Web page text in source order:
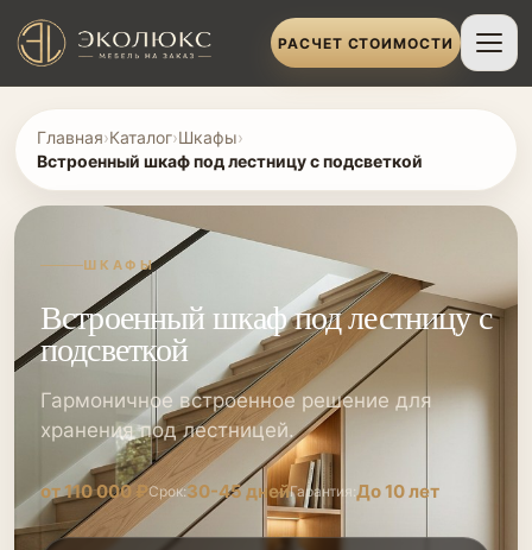
РАСЧЕТ СТОИМОСТИ
Главная›Каталог›Шкафы›
Встроенный шкаф под лестницу с подсветкой
ШКАФЫ
Встроенный шкаф под лестницу с
подсветкой
Гармоничное встроенное решение для
хранения под лестницей.
от 110 000 ₽Срок:30-45 днейГарантия:До 10 лет